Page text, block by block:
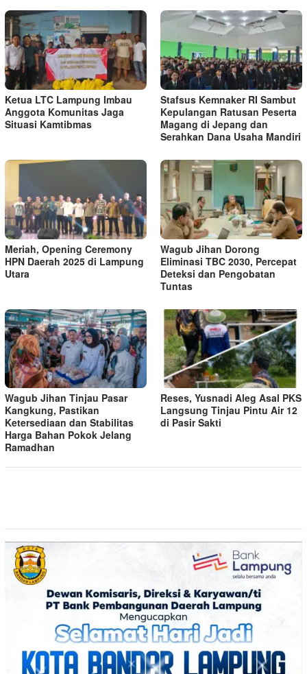
Ketua LTC Lampung Imbau
Anggota Komunitas Jaga
Situasi Kamtibmas
Stafsus Kemnaker RI Sambut
Kepulangan Ratusan Peserta
Magang di Jepang dan
Serahkan Dana Usaha Mandiri
Meriah, Opening Ceremony
HPN Daerah 2025 di Lampung
Utara
Wagub Jihan Dorong
Eliminasi TBC 2030, Percepat
Deteksi dan Pengobatan
Tuntas
Wagub Jihan Tinjau Pasar
Kangkung, Pastikan
Ketersediaan dan Stabilitas
Harga Bahan Pokok Jelang
Ramadhan
Reses, Yusnadi Aleg Asal PKS
Langsung Tinjau Pintu Air 12
di Pasir Sakti